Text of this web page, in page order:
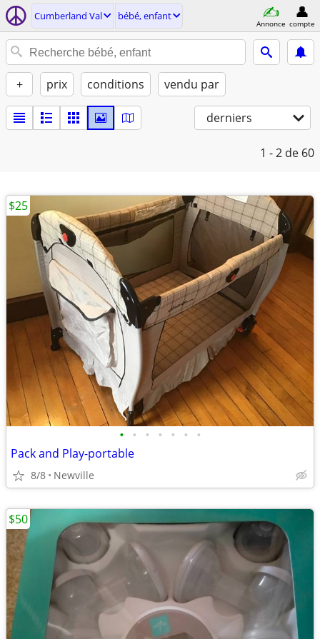
Cumberland Val bébé, enfant
Annonce compte
+ prix conditions vendu par
derniers
1 - 2 de 60
• • • • • • •
Pack and Play-portable
8/8 Newville
$25
$50